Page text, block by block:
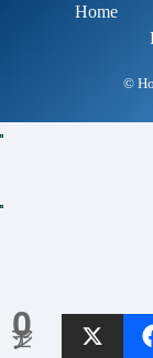
0
シェア
Home
©